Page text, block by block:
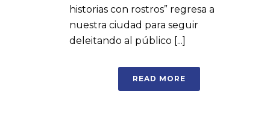
historias con rostros” regresa a
nuestra ciudad para seguir
deleitando al público [...]
READ MORE